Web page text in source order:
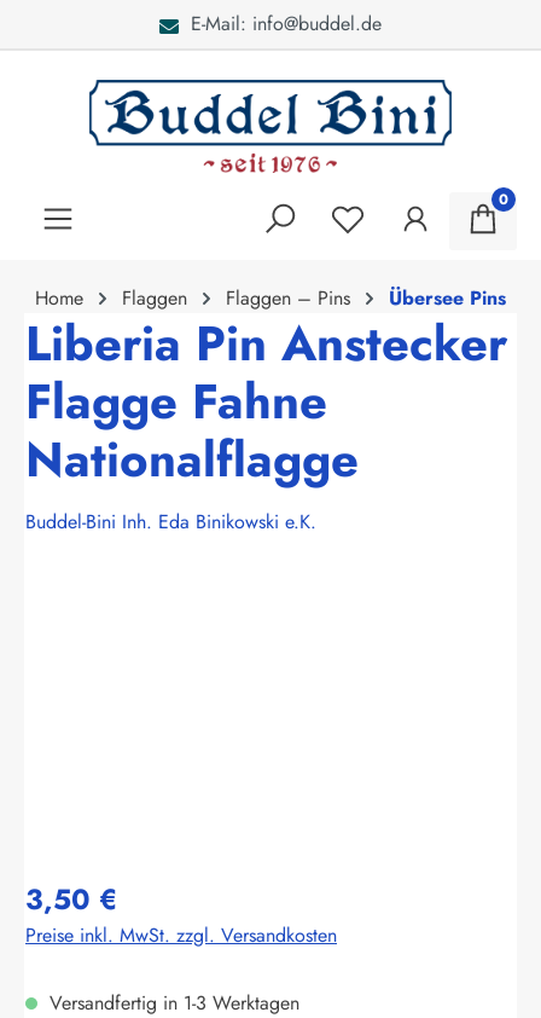
E-Mail: info@buddel.de
0
Home Flaggen Flaggen – Pins Übersee Pins
Liberia Pin Anstecker
Flagge Fahne
Nationalflagge
Buddel-Bini Inh. Eda Binikowski e.K.
3,50 €
Preise inkl. MwSt. zzgl. Versandkosten
Versandfertig in 1-3 Werktagen